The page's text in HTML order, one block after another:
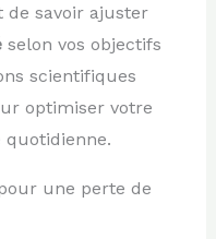
savoir ajuster
selon vos objectifs
scientifiques
optimiser votre
une perte de